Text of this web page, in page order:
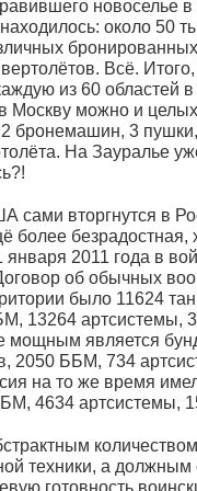
новоселье
около 50
Всё.
из 60 областей
Москву можно и целых
бронемашин, 3
На Зауралье
сами вторгнутся в
более
2011 года в
об обычных
было 11624
13264 артсистемы,
мощным является
2050 ББМ, 734
на то же время
4634 артсистемы,
техники, а
готовность